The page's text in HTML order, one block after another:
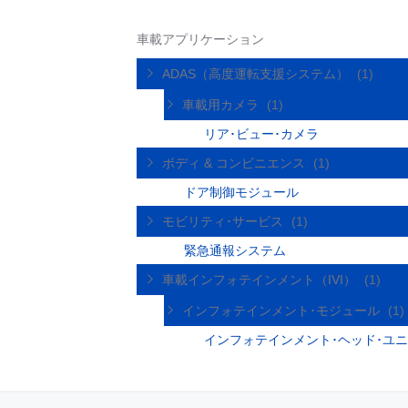
車載アプリケーション
ADAS（高度運転支援システム） (1)
車載用カメラ
(1)
リア･ビュー･カメラ
ボディ & コンビニエンス
(1)
ドア制御モジュール
モビリティ･サービス
(1)
緊急通報システム
車載インフォテインメント（IVI）
(1)
インフォテインメント･モジュール
(1)
インフォテインメント･ヘッド･ユ